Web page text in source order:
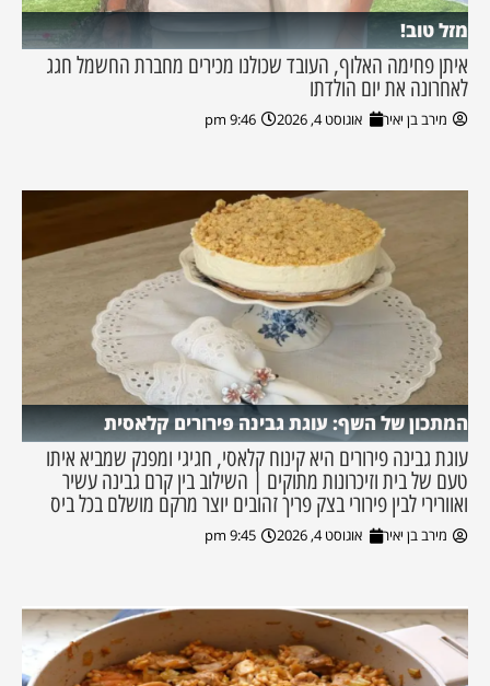
מזל טוב!
איתן פחימה האלוף, העובד שכולנו מכירים מחברת החשמל חגג
לאחרונה את יום הולדתו
מירב בן יאיר אוגוסט 4, 2026 9:46 pm
המתכון של השף: עוגת גבינה פירורים קלאסית
עוגת גבינה פירורים היא קינוח קלאסי, חגיגי ומפנק שמביא איתו
טעם של בית וזיכרונות מתוקים | השילוב בין קרם גבינה עשיר
ואוורירי לבין פירורי בצק פריך זהובים יוצר מרקם מושלם בכל ביס
מירב בן יאיר אוגוסט 4, 2026 9:45 pm